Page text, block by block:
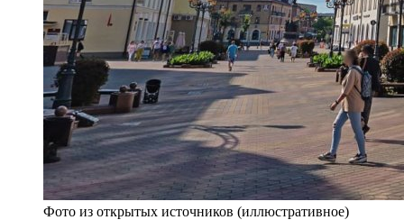
Фото из открытых источников (иллюстративное)